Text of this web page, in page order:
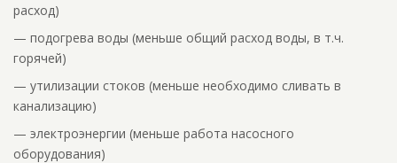
расход)
— подогрева воды (меньше общий расход воды, в т.ч.
горячей)
— утилизации стоков (меньше необходимо сливать в
канализацию)
— электроэнергии (меньше работа насосного
оборудования)